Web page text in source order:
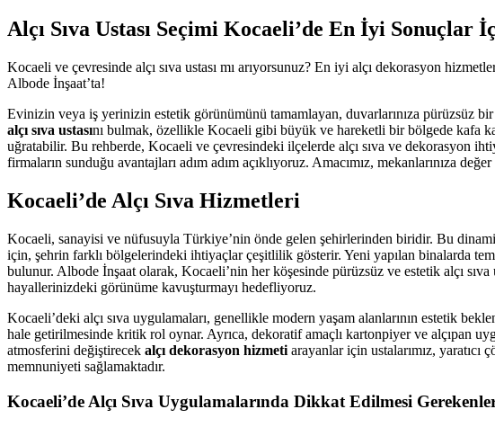
Alçı Sıva Ustası Seçimi Kocaeli’de En İyi Sonuçlar
Kocaeli ve çevresinde alçı sıva ustası mı arıyorsunuz? En iyi alçı dekorasyon
Albode İnşaat’ta!
Evinizin veya iş yerinizin estetik görünümünü tamamlayan, duvarlarınıza pürüzsüz bir
alçı sıva ustasını bulmak, özellikle Kocaeli gibi büyük ve hareketli bir bölgede kafa
uğratabilir. Bu rehberde, Kocaeli ve çevresindeki ilçelerde alçı sıva ve dekorasyon
firmaların sunduğu avantajları adım adım açıklıyoruz. Amacımız, mekanlarınıza
Kocaeli’de Alçı Sıva Hizmetleri
Kocaeli, sanayisi ve nüfusuyla Türkiye’nin önde gelen şehirlerinden biridir. Bu
için, şehrin farklı bölgelerindeki ihtiyaçlar çeşitlilik gösterir. Yeni yapılan binalarda
bulunur. Albode İnşaat olarak, Kocaeli’nin her köşesinde pürüzsüz ve estetik alçı
hayallerinizdeki görünüme kavuşturmayı hedefliyoruz.
Kocaeli’deki alçı sıva uygulamaları, genellikle modern yaşam alanlarının estetik
hale getirilmesinde kritik rol oynar. Ayrıca, dekoratif amaçlı kartonpiyer ve alçıpan
atmosferini değiştirecek alçı dekorasyon hizmeti arayanlar için ustalarımız,
memnuniyeti sağlamaktadır.
Kocaeli’de Alçı Sıva Uygulamalarında Dikkat Edilmesi